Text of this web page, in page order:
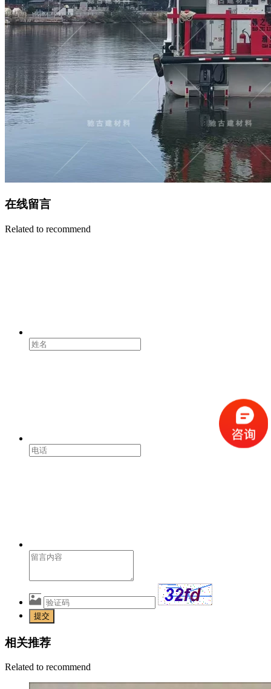
在线留言
Related to recommend
提交
相关推荐
Related to recommend